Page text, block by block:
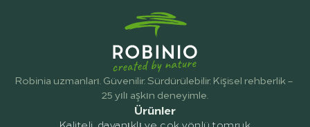
Robinia uzmanları. Güvenilir. Sürdürülebilir. Kişisel rehberlik –
25 yılı aşkın deneyimle.
Ürünler
Kaliteli, dayanıklı ve çok yönlü tomruk